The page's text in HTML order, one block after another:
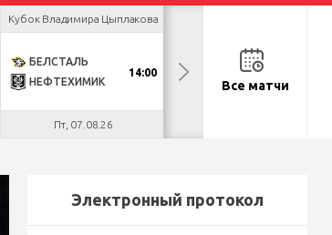
Кубок Владимира Цыплакова
БЕЛСТАЛЬ
НЕФТЕХИМИК
14:00
Пт, 07.08.26
ДНМ-ШИННИК
ТАЙФУНВсе матчи
Электронный протокол